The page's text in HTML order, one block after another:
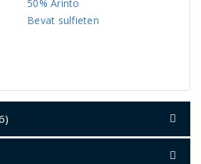
50% Arinto
Bevat sulfieten